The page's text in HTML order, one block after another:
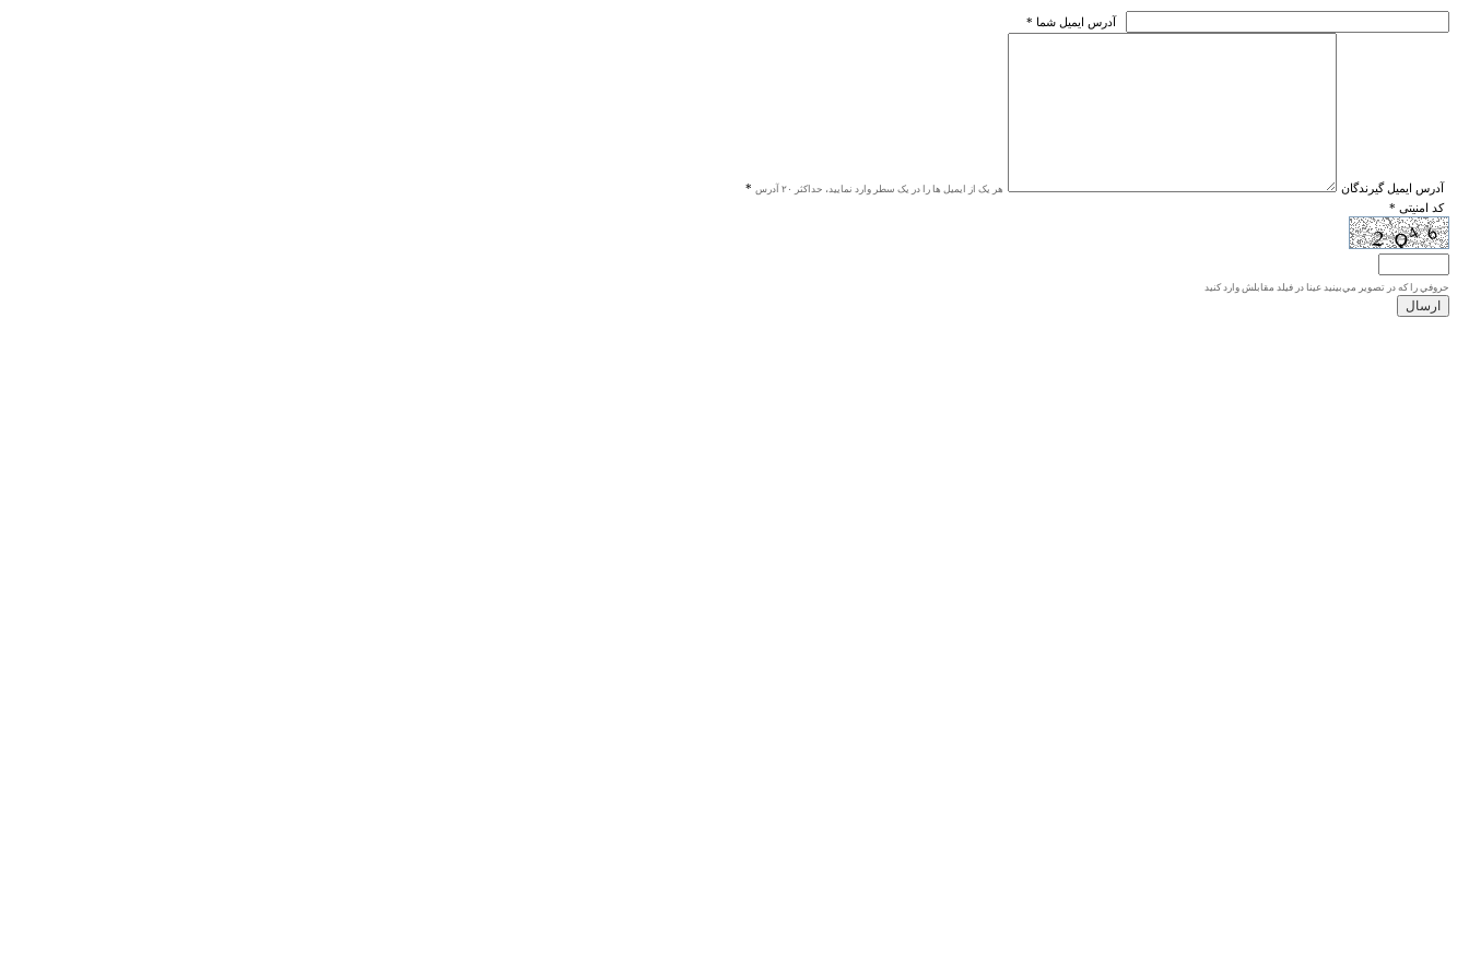
* آدرس ايميل شما
* آدرس ايميل گيرندگان هر یک از ایمیل ها را در یک سطر وارد نمایید، حداکثر ۲۰ آدرس
* کد امنیتی
حروفي را كه در تصوير مي‌بينيد عينا در فيلد مقابلش وارد كنيد